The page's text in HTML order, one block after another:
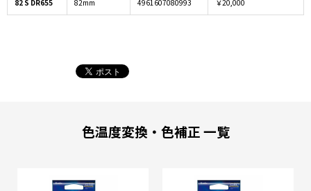
82 S DR655 82mm 4961607080993 ￥20,000
色温度変換・色補正 一覧